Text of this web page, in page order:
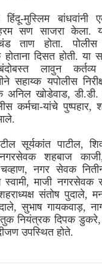
हिंदू-मुस्लिम बांधवांनी
सण साजरा केला.
ताण होता. पोलीस
दिसत होती. या
लावुन
सहाय्क यपोलीस
अनिल खोडेवाड, डी.डी.
कर्मचा-यांचे
सूर्यकांत पाटील,
नगरसेवक शहबाज
नगर सेवक
स्वामी, माजी नगरसेवक
संतोष पुदाले,
सुभाष गायकवाड़,
नियंत्रक दिपक डुकरे,
उपस्थित होते.